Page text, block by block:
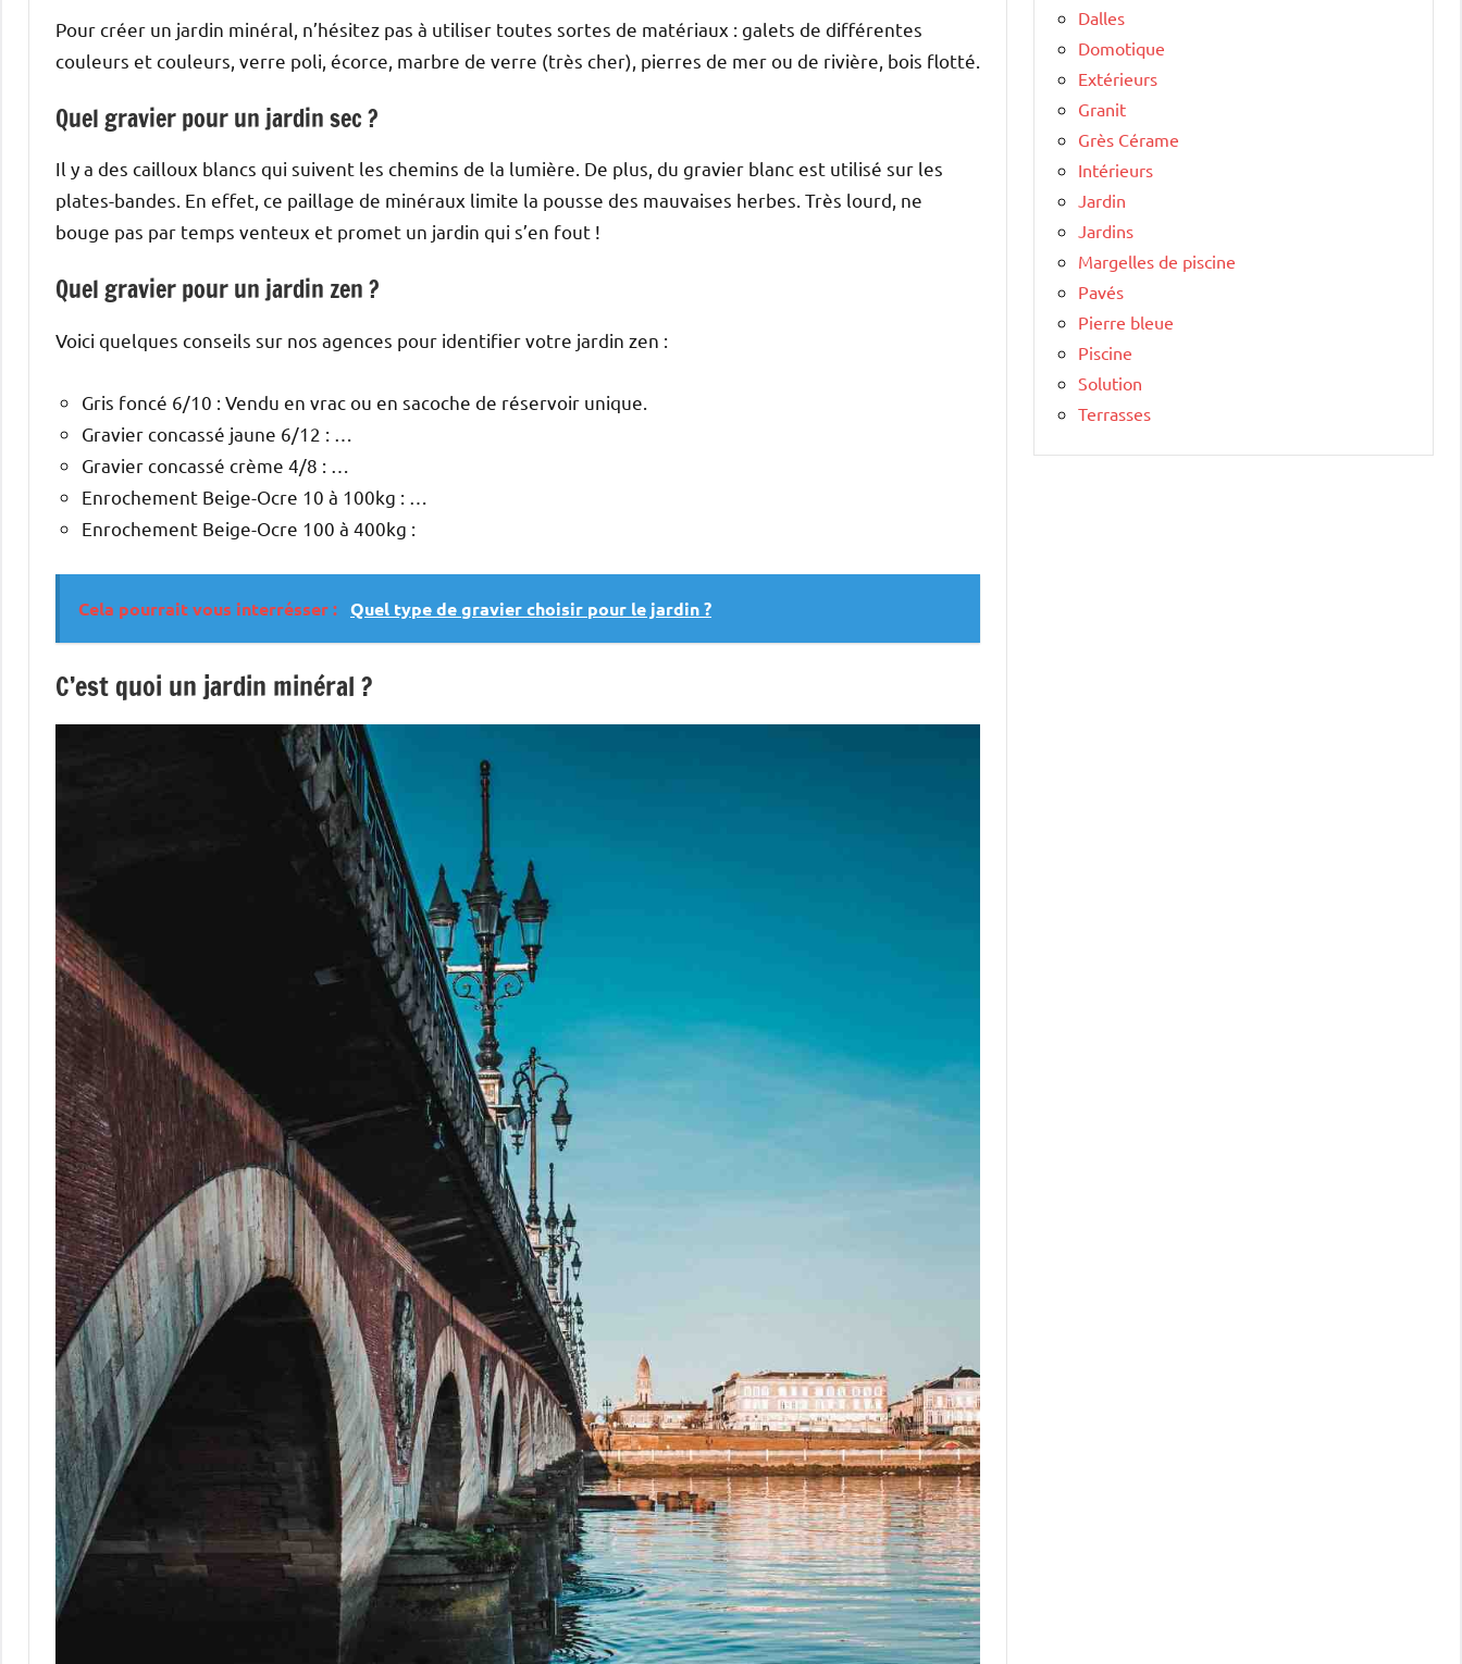
Pour créer un jardin minéral, n’hésitez pas à utiliser toutes sortes de matériaux : galets de différentes
couleurs et couleurs, verre poli, écorce, marbre de verre (très cher), pierres de mer ou de rivière, bois flotté.
Quel gravier pour un jardin sec ?
Il y a des cailloux blancs qui suivent les chemins de la lumière. De plus, du gravier blanc est utilisé sur les
plates-bandes. En effet, ce paillage de minéraux limite la pousse des mauvaises herbes. Très lourd, ne
bouge pas par temps venteux et promet un jardin qui s’en fout !
Quel gravier pour un jardin zen ?
Voici quelques conseils sur nos agences pour identifier votre jardin zen :
Gris foncé 6/10 : Vendu en vrac ou en sacoche de réservoir unique.
Gravier concassé jaune 6/12 : …
Gravier concassé crème 4/8 : …
Enrochement Beige-Ocre 10 à 100kg : …
Enrochement Beige-Ocre 100 à 400kg :
Cela pourrait vous interrésser : Quel type de gravier choisir pour le jardin ?
C’est quoi un jardin minéral ?
Dalles
Domotique
Extérieurs
Granit
Grès Cérame
Intérieurs
Jardin
Jardins
Margelles de piscine
Pavés
Pierre bleue
Piscine
Solution
Terrasses